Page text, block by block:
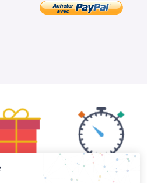
offerte
80€*
Livraison
24 à 48H